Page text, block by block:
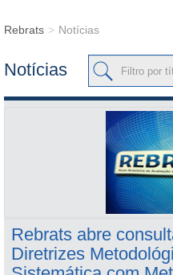
Rebrats > Notícias
Notícias
Rebrats abre
Diretrizes